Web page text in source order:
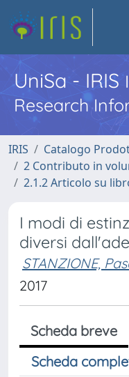
UniSa - IRIS
Research
IRIS
Catalogo
2 Contributo in
2.1.2 Articolo su
I modi di
diversi
STANZIONE,
2017
Scheda breve
Scheda